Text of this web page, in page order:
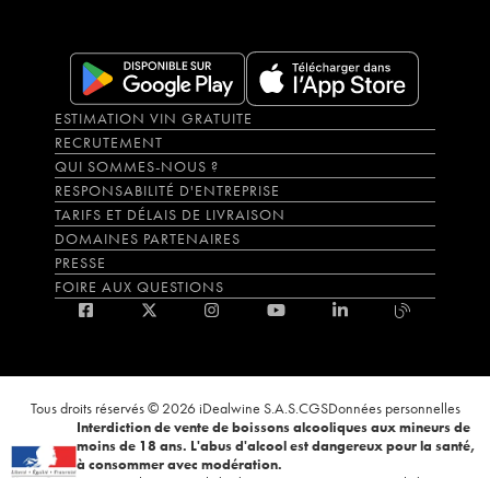
ESTIMATION VIN GRATUITE
RECRUTEMENT
QUI SOMMES-NOUS ?
RESPONSABILITÉ D'ENTREPRISE
TARIFS ET DÉLAIS DE LIVRAISON
DOMAINES PARTENAIRES
PRESSE
FOIRE AUX QUESTIONS
Tous droits réservés © 2026 iDealwine S.A.S.CGSDonnées personnelles
Interdiction de vente de boissons alcooliques aux mineurs de
moins de 18 ans. L'abus d'alcool est dangereux pour la santé,
à consommer avec modération.